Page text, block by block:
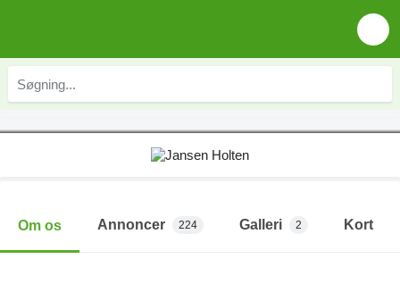
Om os Annoncer 224 Galleri 2 Kort